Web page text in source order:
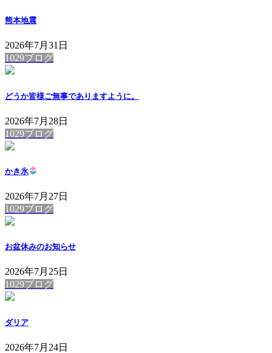
熊本地震
2026年7月31日
1029ブログ
どうか皆様ご無事でありますように。
2026年7月28日
1029ブログ
かき氷
2026年7月27日
1029ブログ
お盆休みのお知らせ
2026年7月25日
1029ブログ
ダリア
2026年7月24日